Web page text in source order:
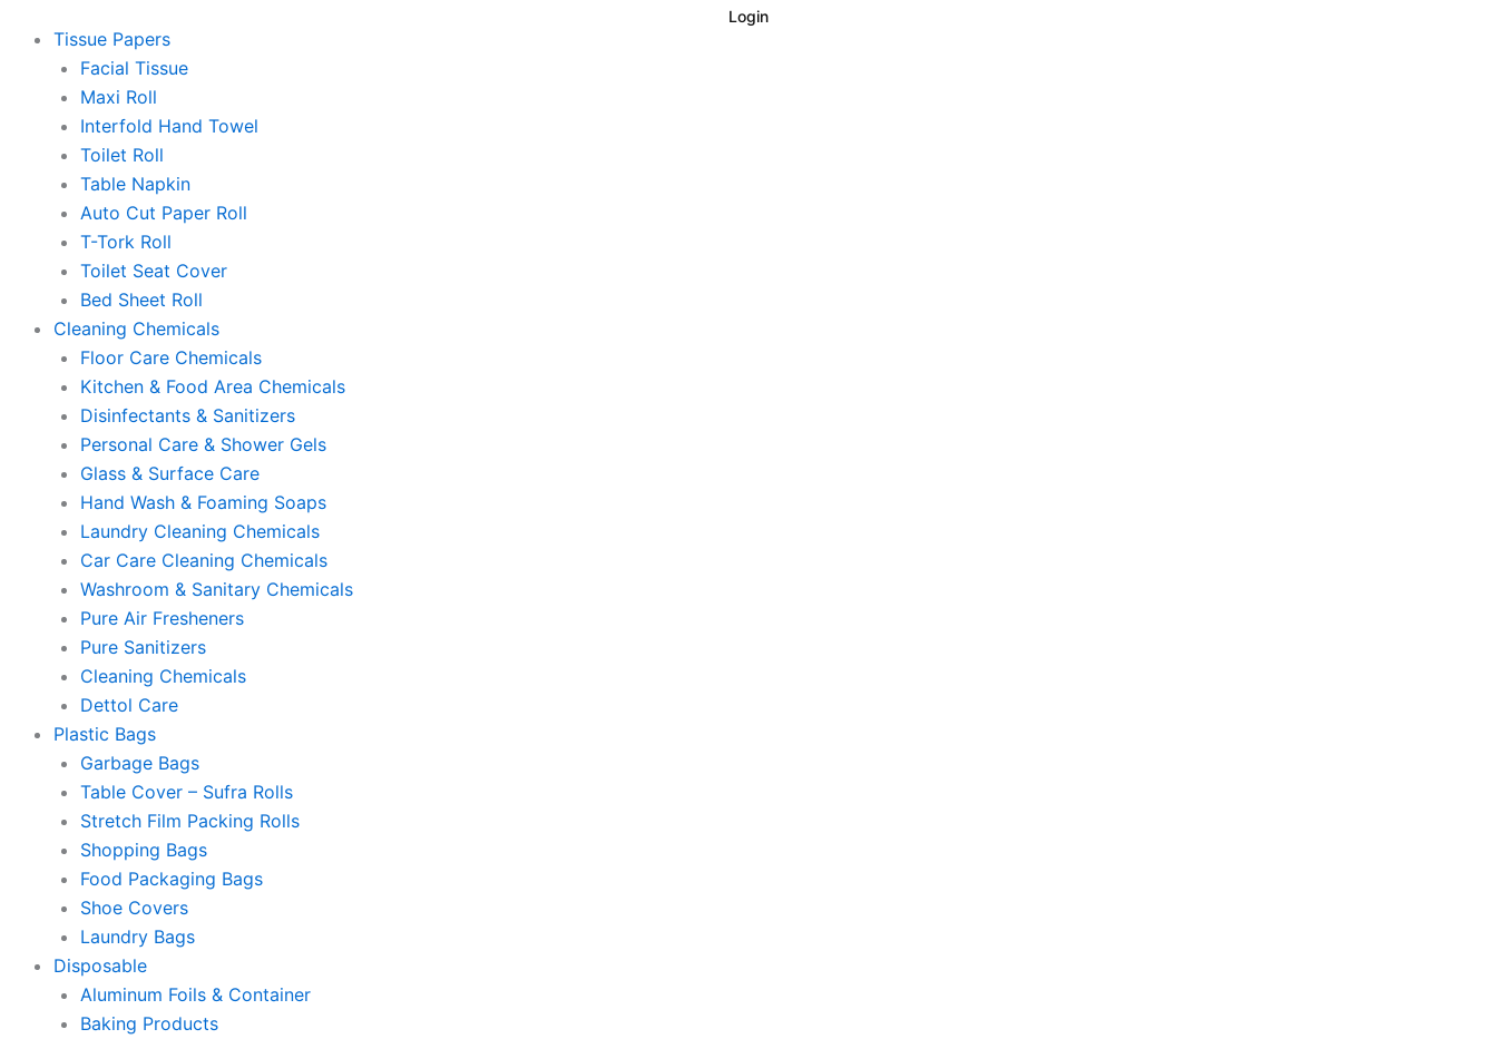
Login
Tissue Papers
Facial Tissue
Maxi Roll
Interfold Hand Towel
Toilet Roll
Table Napkin
Auto Cut Paper Roll
T-Tork Roll
Toilet Seat Cover
Bed Sheet Roll
Cleaning Chemicals
Floor Care Chemicals
Kitchen & Food Area Chemicals
Disinfectants & Sanitizers
Personal Care & Shower Gels
Glass & Surface Care
Hand Wash & Foaming Soaps
Laundry Cleaning Chemicals
Car Care Cleaning Chemicals
Washroom & Sanitary Chemicals
Pure Air Fresheners
Pure Sanitizers
Cleaning Chemicals
Dettol Care
Plastic Bags
Garbage Bags
Table Cover – Sufra Rolls
Stretch Film Packing Rolls
Shopping Bags
Food Packaging Bags
Shoe Covers
Laundry Bags
Disposable
Aluminum Foils & Container
Baking Products